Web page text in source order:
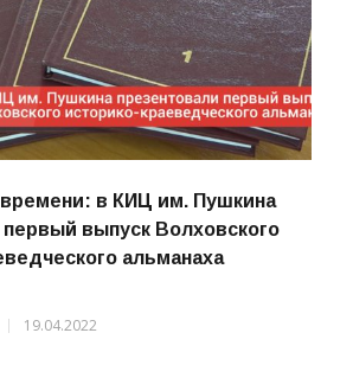
в КИЦ им. Пушкина
первый выпуск Волховского
альманаха
19.04.2022